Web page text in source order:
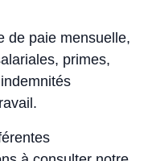
de paie mensuelle,
primes,